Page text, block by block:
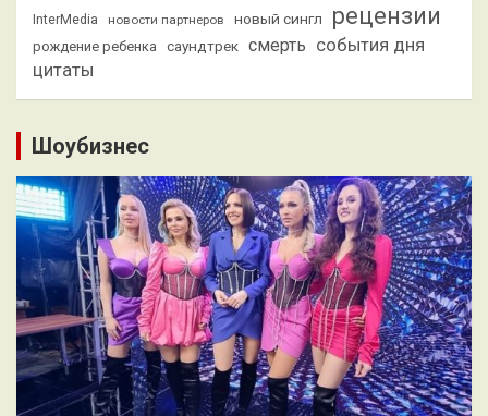
InterMedia
новости партнеров новый сингл рецензии
рождение ребенка саундтрек смерть события дня
цитаты
Шоубизнес